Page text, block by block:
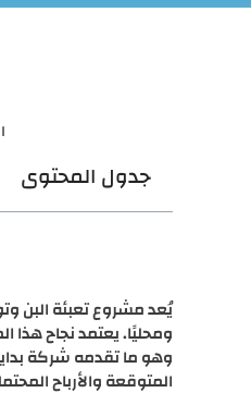
جدول المحتوى
يُعد مشروع تعبئة البن
ومحليًا. يعتمد نجاح
وهو ما تقدمه شركة
المتوقعة والأرباح